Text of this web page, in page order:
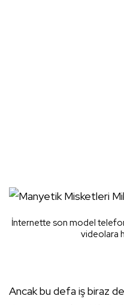
İnternette son model
videolara
Ancak bu defa iş biraz